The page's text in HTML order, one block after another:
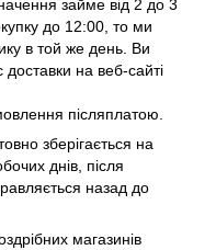
займе від 2 до 3
до 12:00, то ми
в той же день. Ви
доставки на веб-сайті
післяплатою.
зберігається на
днів, після
назад до
магазинів